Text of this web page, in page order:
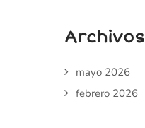
Archivos
mayo 2026
febrero 2026